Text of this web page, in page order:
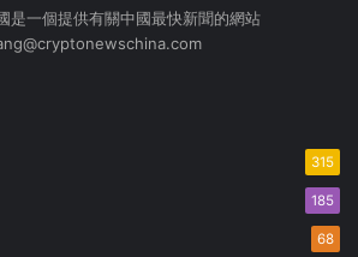
是一個提供有關中國最快新聞的網站
315
185
68